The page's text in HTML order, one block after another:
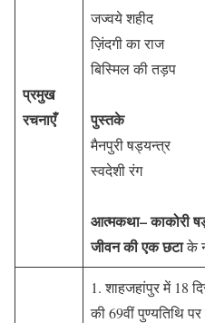
प्रमुख
रचनाएँ
जज्वये शहीद
ज़िंदगी का राज
बिस्मिल की तड़प
पुस्तके
मैनपुरी षड्यन्त्र
स्वदेशी रंग
आत्मकथा–काकोरी
जीवन की एक छटाके
1. शाहजहांपुर में 18
की 69वीं पुण्यतिथि